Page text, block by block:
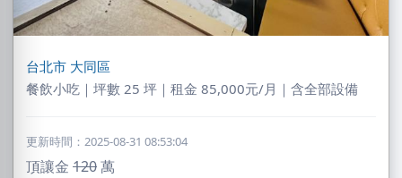
台北市 大同區
餐飲小吃｜坪數 25 坪｜租金 85,000元/月｜含全部設備
更新時間：2025-08-31 08:53:04
頂讓金 120萬